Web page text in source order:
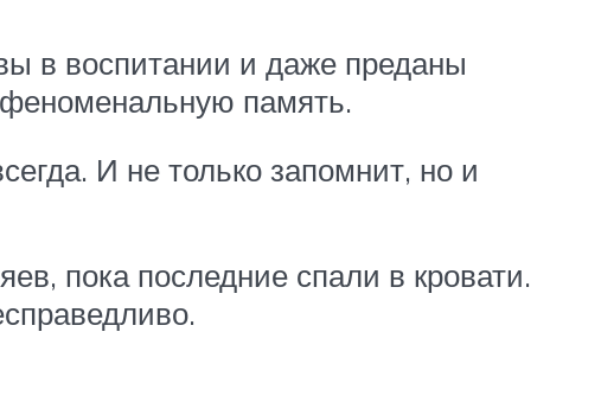
в воспитании и даже преданы
феноменальную память.
И не только запомнит, но и
пока последние спали в кровати.